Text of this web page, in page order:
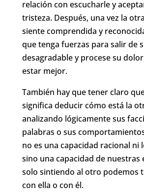
relación con escucharle y
tristeza. Después, una vez la
siente comprendida y
que tenga fuerzas para salir de
desagradable y procese su
estar mejor.
También hay que tener claro
significa deducir cómo está la
analizando lógicamente sus
palabras o sus
no es una capacidad racional ni
sino una capacidad de nuestras
solo sintiendo al otro podemos
con ella o con él.